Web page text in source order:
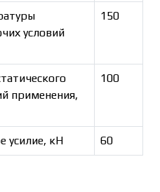
условий
150
применения,
100
усилие, кН 60